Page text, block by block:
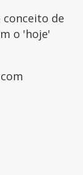
de
o 'hoje'